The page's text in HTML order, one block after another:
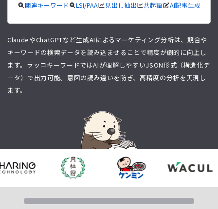
関連キーワード LSI/PAA 見出し抽出 共起語 AI記事生成
ClaudeやChatGPTなど生成AIによるマーケティング分析は、競合や
キーワードの検索データを読み込ませることで精度が劇的に向上し
ます。ラッコキーワードではAIが理解しやすいJSON形式（構造化デ
ータ）で出力可能。意図の読み違いを防ぎ、高精度の分析を実現し
ます。